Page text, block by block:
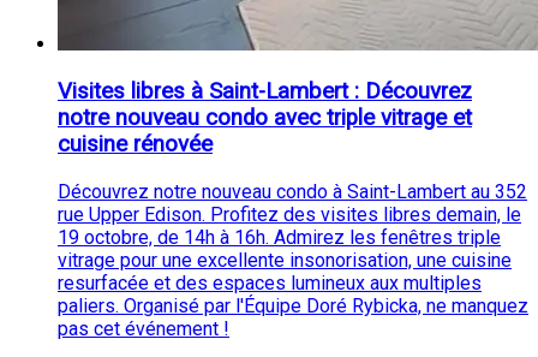
Visites libres à Saint-Lambert : Découvrez
notre nouveau condo avec triple vitrage et
cuisine rénovée
Découvrez notre nouveau condo à Saint-Lambert au 352
rue Upper Edison. Profitez des visites libres demain, le
19 octobre, de 14h à 16h. Admirez les fenêtres triple
vitrage pour une excellente insonorisation, une cuisine
resurfacée et des espaces lumineux aux multiples
paliers. Organisé par l'Équipe Doré Rybicka, ne manquez
pas cet événement !